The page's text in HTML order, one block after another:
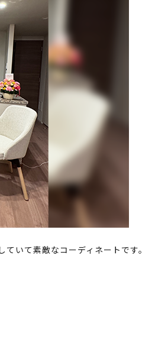
いて素敵なコーディネートです。